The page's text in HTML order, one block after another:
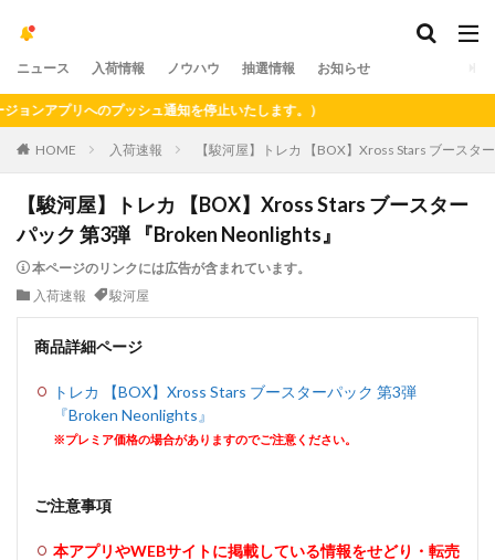
ニュース 入荷情報 ノウハウ 抽選情報 お知らせ
プリへのプッシュ通知を停止いたします。）
HOME 入荷速報 【駿河屋】トレカ 【BOX】Xross Stars ブース
【駿河屋】トレカ 【BOX】Xross Stars ブースター
パック 第3弾 『Broken Neonlights』
本ページのリンクには広告が含まれています。
入荷速報
駿河屋
商品詳細ページ
トレカ 【BOX】Xross Stars ブースターパック 第3弾
『Broken Neonlights』
※プレミア価格の場合がありますのでご注意ください。
ご注意事項
本アプリやWEBサイトに掲載している情報をせどり・転売